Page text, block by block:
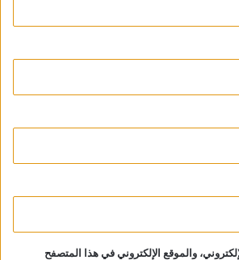
والموقع الإلكتروني في هذا المتصفح